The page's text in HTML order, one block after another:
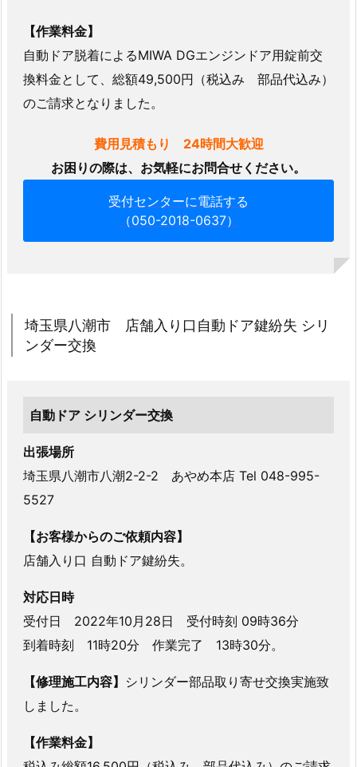
【作業料金】
自動ドア脱着によるMIWA DGエンジンドア用錠前交
換料金として、総額49,500円（税込み 部品代込み）
のご請求となりました。
費用見積もり 24時間大歓迎
お困りの際は、お気軽にお問合せください。
受付センターに電話する
（050-2018-0637）
埼玉県八潮市 店舗入り口自動ドア鍵紛失 シリ
ンダー交換
自動ドア シリンダー交換
出張場所
埼玉県八潮市八潮2-2-2 あやめ本店 Tel 048-995-
5527
【お客様からのご依頼内容】
店舗入り口 自動ドア鍵紛失。
対応日時
受付日 2022年10月28日 受付時刻 09時36分
到着時刻 11時20分 作業完了 13時30分。
【修理施工内容】 シリンダー部品取り寄せ交換実施致
しました。
【作業料金】